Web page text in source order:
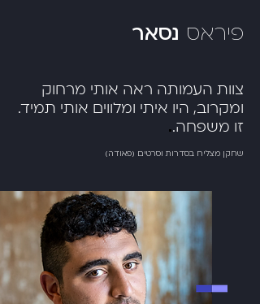
פיראס נסאר
צוות העמותה ראה אותי מרחוק
ומקרוב, היו איתי ומלווים אותי תמיד.
זו משפחה..
שחקן מצליח בסדרות וסרטים (פאודה)